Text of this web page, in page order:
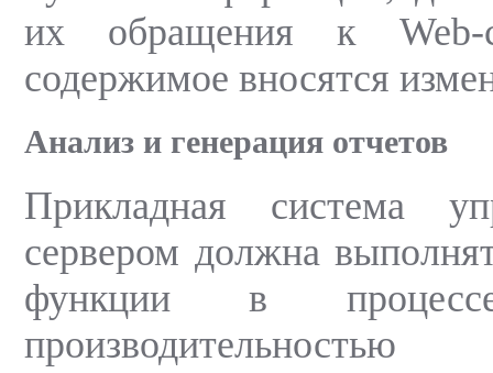
их обращения к Web-
содержимое вносятся
Анализ и генерация отчетов
Прикладная система
сервером должна
функции в